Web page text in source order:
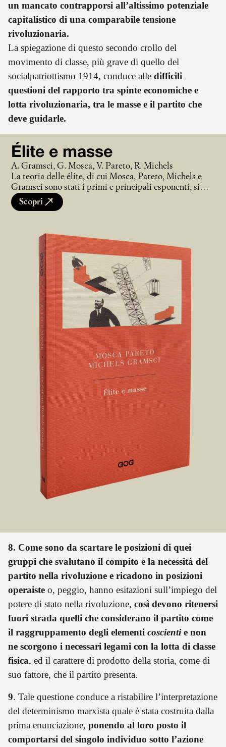
un mancato contrapporsi all’altissimo potenziale
capitalistico di una comparabile tensione
rivoluzionaria.
La spiegazione di questo secondo crollo del
movimento di classe, più grave di quello del
socialpatriottismo 1914, conduce alle difficili
questioni del rapporto tra spinte economiche e
lotta rivoluzionaria, tra le masse e il partito che
deve guidarle.
Élite e masse
A. Gramsci, G. Mosca, V. Pareto, R. Michels
La teoria delle élite, di cui Mosca, Pareto, Michels e
Gramsci sono stati i primi e principali esponenti, si
fonda su un assunto preciso: ogni società, in ogni
tempo, indipendentemente dalla forma di governo che
potere, e alla base una maggioranza disorganizzata che
accetta le modalità di questa supremazia in cambio di
certezze concrete o simboliche. Se la concezione
materialistica di Marx e Engels interpretava la
dialettica storica alla luce di un susseguirsi di lotte di
classe tra oppressi e oppressori, per gli élitisti la storia
è un «cimitero di aristocrazie», teatro di conflitti tra le
sole minoranze, in particolare tra l’élite di governo e
una nuova élite antagonista, forte di propositi
rivoluzionari e propensa all’innovazione, o mossa da un
semplice senso di risentimento e di rivalsa nei
confronti dei privilegi accumulati dall’oligarchia rivale,
ma che ambisce a diventare la nuova classe dominante,
servendosi del popolo. Che rapporto sussiste tra élite e
masse? Cosa determina l’ascesa di un’élite rispetto a
un’altra? Su quali principi si basano i meccanismi di
circolazione delle minoranze? Cosa le rende legittime
nell’esercizio del potere? Questa breve antologia di
testi, oltre a ricordarci gli irrisolti problemi della
teoria democratica, ci fornisce delle coordinate
essenziali per interpretare tutti i passaggi d’epoca del
passato, e per orientarci in quelli del presente, mentre
assistiamo alla crisi di legittimità delle democrazie
occidentali, dove la complessità sociale ha moltiplicato
i centri di potere, dando vita a una poliarchia di élite
rivoluzionaria, con nuove capacità e visioni, sulla scena
politica. È in questo interregno, suggerisce Gramsci,
quando il vecchio non muore e il nuovo non nasce, che
compaiono i mostri. Mostri mansueti, inoffensivi,
spesso addomesticabili, ci verrebbe da dire,
guardandoci intorno.
Scopri
8. Come sono da scartare le posizioni di quei
gruppi che svalutano il compito e la necessità del
partito nella rivoluzione e ricadono in posizioni
operaiste o, peggio, hanno esitazioni sull’impiego del
potere di stato nella rivoluzione, così devono ritenersi
fuori strada quelli che considerano il partito come
il raggruppamento degli elementi coscientie non
ne scorgono i necessari legami con la lotta di classe
fisica, ed il carattere di prodotto della storia, come di
suo fattore, che il partito presenta.
9. Tale questione conduce a ristabilire l’interpretazione
del determinismo marxista quale è stata costruita dalla
prima enunciazione, ponendo al loro posto il
comportarsi del singolo individuo sotto l’azione